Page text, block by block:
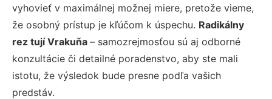
vyhovieť v maximálnej možnej miere, pretože vieme,
že osobný prístup je kľúčom k úspechu. Radikálny
rez tují Vrakuňa – samozrejmosťou sú aj odborné
konzultácie či detailné poradenstvo, aby ste mali
istotu, že výsledok bude presne podľa vašich
predstáv.